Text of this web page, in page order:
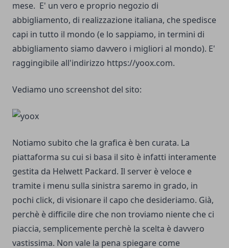
mese. E' un vero e proprio negozio di
abbigliamento, di realizzazione italiana, che spedisce
capi in tutto il mondo (e lo sappiamo, in termini di
abbigliamento siamo davvero i migliori al mondo). E'
raggingibile all'indirizzo https://yoox.com.
Vediamo uno screenshot del sito:
Notiamo subito che la grafica è ben curata. La
piattaforma su cui si basa il sito è infatti interamente
gestita da Helwett Packard. Il server è veloce e
tramite i menu sulla sinistra saremo in grado, in
pochi click, di visionare il capo che desideriamo. Già,
perchè è difficile dire che non troviamo niente che ci
piaccia, semplicemente perchè la scelta è davvero
vastissima. Non vale la pena spiegare come